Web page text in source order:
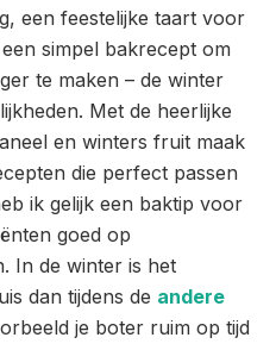
een feestelijke taart voor
simpel bakrecept om
te maken – de winter
Met de heerlijke
en winters fruit maak
die perfect passen
ik gelijk een baktip voor
goed op
In de winter is het
dan tijdens de andere
je boter ruim op tijd